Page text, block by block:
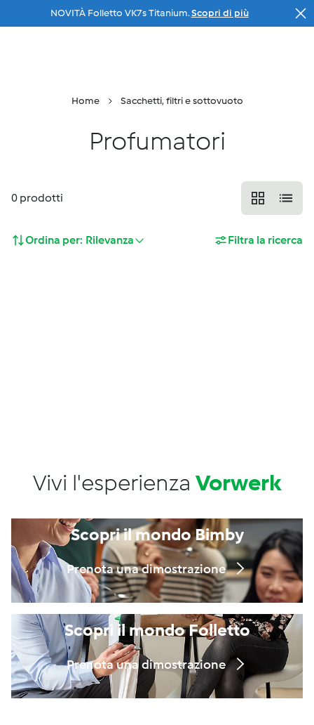
Salta al contenuto principale
NOVITÀ Folletto VK7s Titanium.Scopri di più
Home Sacchetti, filtri e sottovuoto
Profumatori
0 prodotti
Ordina per: Rilevanza Filtra la ricerca
Vivi l'esperienza Vorwerk
Scopri il mondo Bimby
Prenota una dimostrazione
Scopri il mondo Folletto
Prenota una dimostrazione